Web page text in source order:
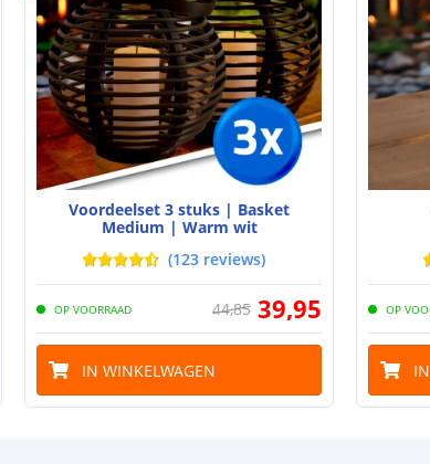
Voordeelset 3 stuks | Basket
Medium | Warm wit
(123 reviews)
OP VOORRAAD 44,85 39,95
IN WINKELWAGEN
OP